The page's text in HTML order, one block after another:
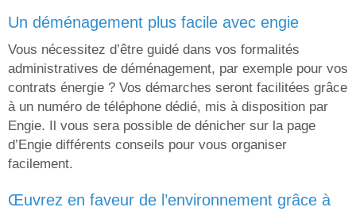
un déménagement plus facile avec engie
Vous nécessitez d’être guidé dans vos formalités
administratives de déménagement, par exemple pour vos
contrats énergie ? Vos démarches seront facilitées grâce
à un numéro de téléphone dédié, mis à disposition par
Engie. Il vous sera possible de dénicher sur la page
d’Engie différents conseils pour vous organiser
facilement.
œuvrez en faveur de l’environnement grâce à